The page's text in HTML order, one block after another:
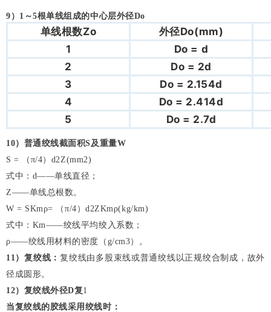
9 ）1～5根单线组成的中心层外径Do
单线根数Zo
外径Do(mm)
1
Do = d
2
Do = 2d
3
Do = 2.154d
4
Do = 2.414d
5
Do = 2.7d
10）普通绞线截面积S及重量W
S = （π/4）d2Z(mm2)
式中：d——单线直径；
Z——单线总根数。
W = SKmρ= （π/4）d2ZKmρ(kg/km)
式中：Km——绞线平均绞入系数；
ρ——绞线用材料的密度（g/cm3）。
11 ）复绞线：复绞线由多股束线或普通绞线以正规绞合制成，故外
径成圆形。
12）复绞线外径D复1
当复绞线的胶线采用绞线时：